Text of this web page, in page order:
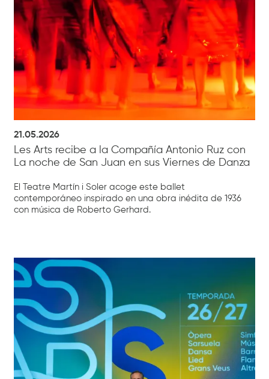
21.05.2026
Les Arts recibe a la Compañía Antonio Ruz con
La noche de San Juan en sus Viernes de Danza
El Teatre Martín i Soler acoge este ballet
contemporáneo inspirado en una obra inédita de 1936
con música de Roberto Gerhard.